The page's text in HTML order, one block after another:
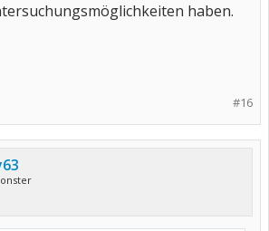
haben.
#16